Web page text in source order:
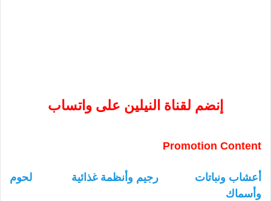
إنضم لقناة النيلين على واتساب
Promotion Content
أعشاب ونباتات رجيم وأنظمة غذائية
لحوم
وأسماك